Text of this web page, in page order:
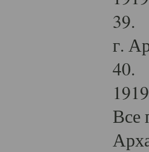
39.
г.
40.
Все